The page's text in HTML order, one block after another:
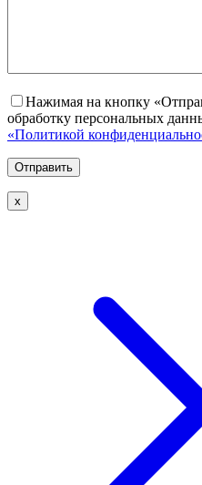
Нажимая на кнопку
обработку персональных
«Политикой
х